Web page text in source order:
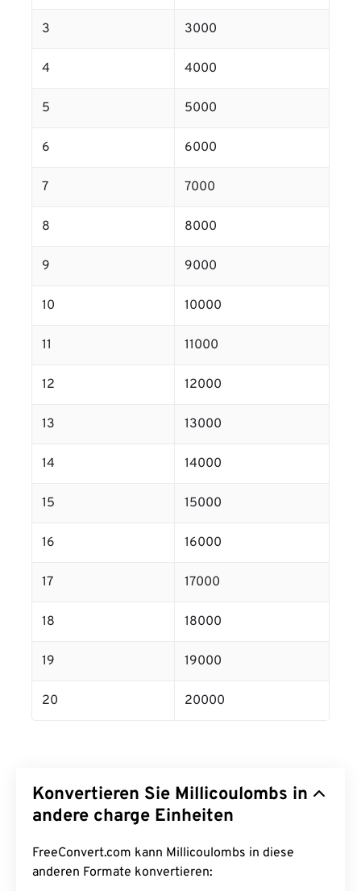
3 3000
4 4000
5 5000
6 6000
7 7000
8 8000
9 9000
10 10000
11 11000
12 12000
13 13000
14 14000
15 15000
16 16000
17 17000
18 18000
19 19000
20 20000
Konvertieren Sie Millicoulombs in
andere charge Einheiten
FreeConvert.com kann Millicoulombs in diese
anderen Formate konvertieren: